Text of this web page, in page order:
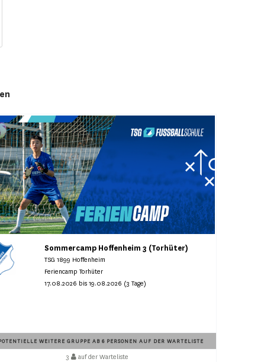
Sommercamp Hoffenheim 3 (Torhüter)
TSG 1899 Hoffenheim
Feriencamp Torhüter
17.08.2026 bis 19.08.2026 (3 Tage)
WEITERE GRUPPE AB 6 PERSONEN AUF DER WARTELISTE
3 auf der Warteliste